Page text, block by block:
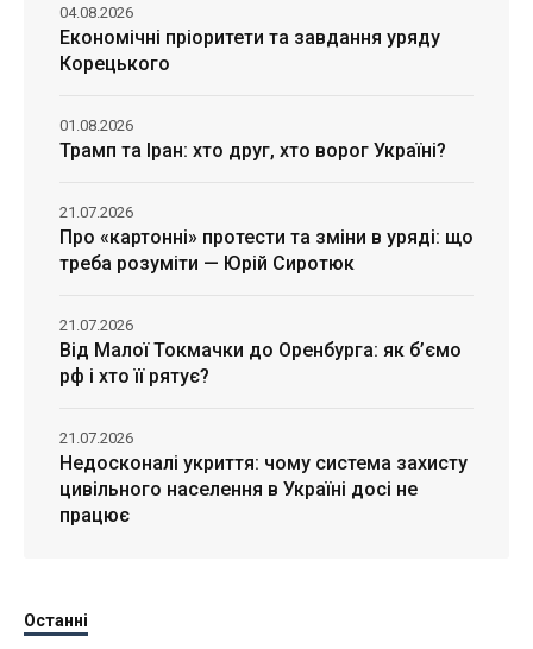
Економічні пріоритети та завдання уряду
Корецького
04.08.2026
Трамп та Іран: хто друг, хто ворог Україні?
01.08.2026
Про «картонні» протести та зміни в уряді: що
треба розуміти — Юрій Сиротюк
21.07.2026
Від Малої Токмачки до Оренбурга: як б’ємо
рф і хто її рятує?
21.07.2026
Недосконалі укриття: чому система захисту
цивільного населення в Україні досі не
працює
21.07.2026
Останні